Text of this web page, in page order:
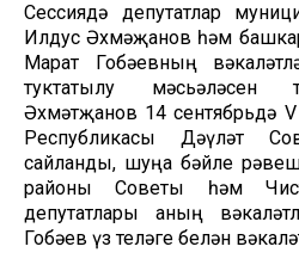
Сессиядә депутатлар
Илдус Әхмәҗанов һәм
Марат Гобәевның
туктатылу мәсьәләсен
Әхмәтҗанов 14 сентябрьдә
Республикасы Дәүләт
сайланды, шуңа бәйле
районы Советы һәм
депутатлары аның
Гобәев үз теләге белән